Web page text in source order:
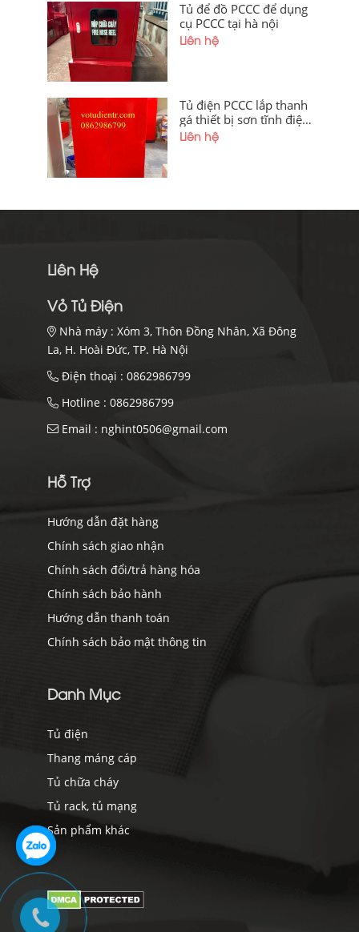
Tủ để đồ PCCC để dụng
cụ PCCC tại hà nội
Liên hệ
Tủ điện PCCC lắp thanh
gá thiết bị sơn tĩnh điện
tại Hà Nội
Liên hệ
Liên Hệ
Vỏ Tủ Điện
Nhà máy : Xóm 3, Thôn Đồng Nhân, Xã Đông
La, H. Hoài Đức, TP. Hà Nội
Điện thoại : 0862986799
Hotline : 0862986799
Email : nghint0506@gmail.com
Hỗ Trợ
Hướng dẫn đặt hàng
Chính sách giao nhận
Chính sách đổi/trả hàng hóa
Chính sách bảo hành
Hướng dẫn thanh toán
Chính sách bảo mật thông tin
Danh Mục
Tủ điện
Thang máng cáp
Tủ chữa cháy
Tủ rack, tủ mạng
Sản phẩm khác